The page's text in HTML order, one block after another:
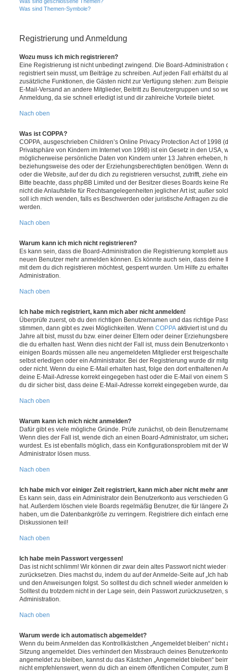
Was sind Themen-Symbole?
Registrierung und Anmeldung
Wozu muss ich mich registrieren?
Eine Registrierung ist nicht unbedingt zwingend. Die Board-Administration
registriert sein musst, um Beiträge zu schreiben. Auf jeden Fall erhältst du
zusätzliche Funktionen, die Gästen nicht zur Verfügung stehen: zum
E-Mail-Versand an andere Mitglieder, Beitritt zu Benutzergruppen und so
Anmeldung, da sie schnell erledigt ist und dir zahlreiche Vorteile bietet.
Nach oben
Was ist COPPA?
COPPA, ausgeschrieben Children’s Online Privacy Protection Act of 1998
Privatsphäre von Kindern im Internet von 1998) ist ein Gesetz in den USA,
möglicherweise persönliche Daten von Kindern unter 13 Jahren erheben,
beziehungsweise des oder der Erziehungsberechtigten benötigen. Wenn
oder die Website, auf der du dich zu registrieren versuchst, zutrifft, ziehe
Bitte beachte, dass phpBB Limited und der Besitzer dieses Boards keine
nicht die Anlaufstelle für Rechtsangelegenheiten jeglicher Art ist; außer
soll ich mich wenden, falls es Beschwerden oder juristische Anfragen zu
werden.
Nach oben
Warum kann ich mich nicht registrieren?
Es kann sein, dass die Board-Administration die Registrierung komplett
neuen Benutzer mehr anmelden können. Es könnte auch sein, dass deine
mit dem du dich registrieren möchtest, gesperrt wurden. Um Hilfe zu
Administration.
Nach oben
Ich habe mich registriert, kann mich aber nicht anmelden!
Überprüfe zuerst, ob du den richtigen Benutzernamen und das richtige
stimmen, dann gibt es zwei Möglichkeiten. Wenn COPPA aktiviert ist und
Jahre alt bist, musst du bzw. einer deiner Eltern oder deiner
die du erhalten hast. Wenn dies nicht der Fall ist, muss dein
einigen Boards müssen alle neu angemeldeten Mitglieder erst
selbst erledigen oder ein Administrator. Bei der Registrierung wurde dir
oder nicht. Wenn du eine E-Mail erhalten hast, folge den dort enthaltenen
deine E-Mail-Adresse korrekt eingegeben hast oder die E-Mail von einem
du dir sicher bist, dass deine E-Mail-Adresse korrekt eingegeben wurde,
Nach oben
Warum kann ich mich nicht anmelden?
Dafür gibt es viele mögliche Gründe. Prüfe zunächst, ob dein
Wenn dies der Fall ist, wende dich an einen Board-Administrator, um
wurdest. Es ist ebenfalls möglich, dass ein Konfigurationsproblem mit der
Administrator lösen muss.
Nach oben
Ich habe mich vor einiger Zeit registriert, kann mich aber nicht mehr
Es kann sein, dass ein Administrator dein Benutzerkonto aus verschieden
hat. Außerdem löschen viele Boards regelmäßig Benutzer, die für längere
haben, um die Datenbankgröße zu verringern. Registriere dich einfach
Diskussionen teil!
Nach oben
Ich habe mein Passwort vergessen!
Das ist nicht schlimm! Wir können dir zwar dein altes Passwort nicht
zurücksetzen. Dies machst du, indem du auf der Anmelde-Seite auf „Ich
und den Anweisungen folgst. So solltest du dich schnell wieder anmelden
Solltest du trotzdem nicht in der Lage sein, dein Passwort zurückzusetzen,
Administration.
Nach oben
Warum werde ich automatisch abgemeldet?
Wenn du beim Anmelden das Kontrollkästchen „Angemeldet bleiben“
Sitzung angemeldet. Dies verhindert den Missbrauch deines
angemeldet zu bleiben, kannst du das Kästchen „Angemeldet bleiben“
nicht empfehlenswert, wenn du dich an einem öffentlichen Computer, zum